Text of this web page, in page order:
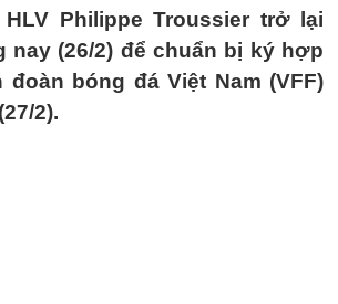
HLV Philippe Troussier trở lại
nay (26/2) để chuẩn bị ký hợp
bóng đá Việt Nam (VFF)
2).